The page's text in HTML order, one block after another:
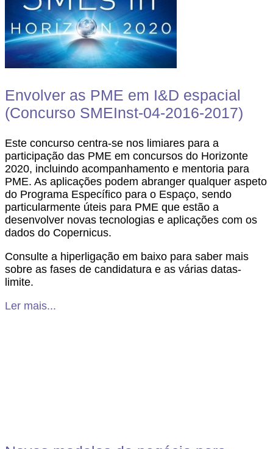
Envolver as PME em I&D espacial
(Concurso SMEInst-04-2016-2017)
Este concurso centra-se nos limiares para a
participação das PME em concursos do Horizonte
2020, incluindo acompanhamento e mentoria para
PME. As aplicações podem abranger qualquer aspeto
do Programa Específico para o Espaço, sendo
particularmente úteis para PME que estão a
desenvolver novas tecnologias e aplicações com os
dados do Copernicus.
Consulte a hiperligação em baixo para saber mais
sobre as fases de candidatura e as várias datas-
limite.
Ler mais...